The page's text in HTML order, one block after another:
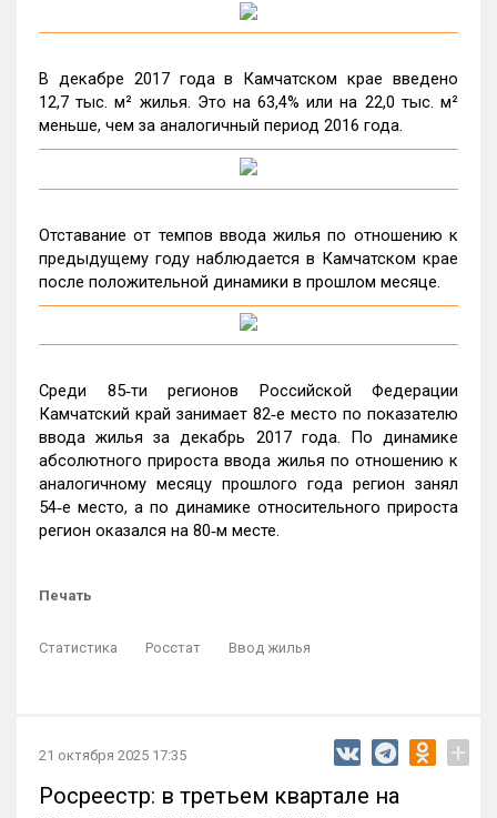
В декабре 2017 года в Камчатском крае введено
12,7 тыс. м² жилья. Это на 63,4% или на 22,0 тыс. м²
меньше, чем за аналогичный период 2016 года.
Отставание от темпов ввода жилья по отношению к
предыдущему году наблюдается в Камчатском крае
после положительной динамики в прошлом месяце.
Среди 85‑ти регионов Российской Федерации
Камчатский край занимает 82‑е место по показателю
ввода жилья за декабрь 2017 года. По динамике
абсолютного прироста ввода жилья по отношению к
аналогичному месяцу прошлого года регион занял
54‑е место, а по динамике относительного прироста
регион оказался на 80‑м месте.
Печать
Статистика Росстат Ввод жилья
21 октября 2025 17:35 +
Росреестр: в третьем квартале на